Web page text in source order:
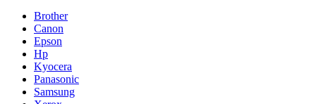
Brother
Canon
Epson
Hp
Kyocera
Panasonic
Samsung